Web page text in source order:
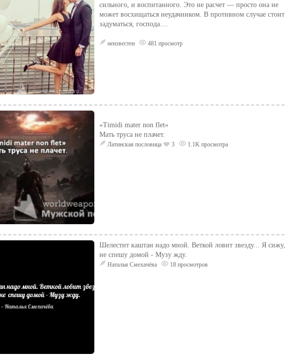
сильного, и воспитанного. Это не расчет — просто она не
может восхищаться неудачником. В противном случае стоит
задуматься, господа....
неизвестен 481 просмотр
«Timidi mater non flet»
Мать труса не плачет.
Латинская пословица 3 1.1K просмотра
Шелестит каштан надо мной. Веткой ловит звезду... Я сижу,
не спешу домой - Музу жду.
Наталья Смехачёва 18 просмотров